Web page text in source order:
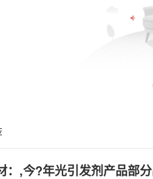
：,今?年光引发剂产品部